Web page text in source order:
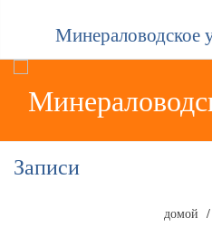
Минераловодское
Записи
домой